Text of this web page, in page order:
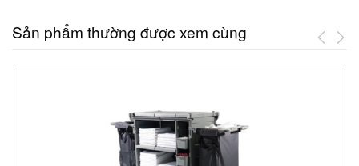
Sản phẩm thường được xem cùng